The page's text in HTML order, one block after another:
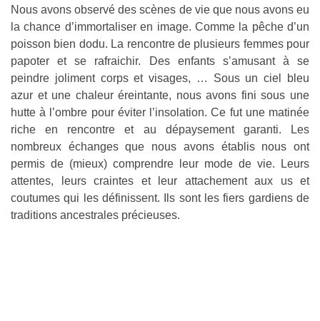
Nous avons observé des scènes de vie que nous avons eu
la chance d’immortaliser en image. Comme la pêche d’un
poisson bien dodu. La rencontre de plusieurs femmes pour
papoter et se rafraichir. Des enfants s’amusant à se
peindre joliment corps et visages, … Sous un ciel bleu
azur et une chaleur éreintante, nous avons fini sous une
hutte à l’ombre pour éviter l’insolation. Ce fut une matinée
riche en rencontre et au dépaysement garanti. Les
nombreux échanges que nous avons établis nous ont
permis de (mieux) comprendre leur mode de vie. Leurs
attentes, leurs craintes et leur attachement aux us et
coutumes qui les définissent. Ils sont les fiers gardiens de
traditions ancestrales précieuses.